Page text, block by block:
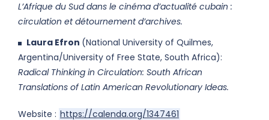
L’Afrique du Sud dans le cinéma d’actualité cubain :
circulation et détournement d’archives.
Laura Efron (National University of Quilmes,
Argentina/University of Free State, South Africa):
Radical Thinking in Circulation: South African
Translations of Latin American Revolutionary Ideas.
Website : https://calenda.org/1347461